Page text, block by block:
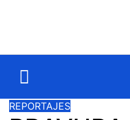
REPORTAJES